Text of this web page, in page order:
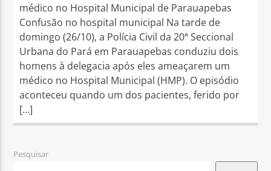
médico no Hospital Municipal de Parauapebas
Confusão no hospital municipal Na tarde de
domingo (26/10), a Polícia Civil da 20ª Seccional
Urbana do Pará em Parauapebas conduziu dois
homens à delegacia após eles ameaçarem um
médico no Hospital Municipal (HMP). O episódio
aconteceu quando um dos pacientes, ferido por
[…]
Pesquisar